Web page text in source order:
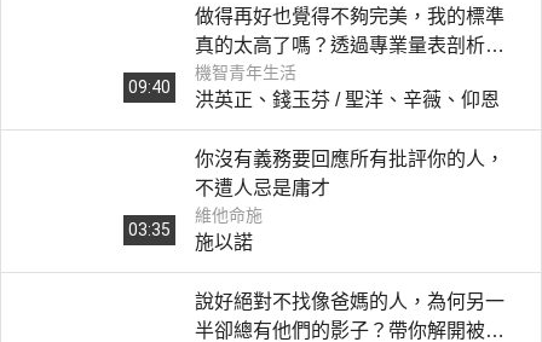
09:40
做得再好也覺得不夠完美，我的標準
真的太高了嗎？透過專業量表剖析你
的「完美主義」！｜《做事要求完美
有問題嗎？》
機智青年生活
洪英正、錢玉芬 / 聖洋、辛薇、仰恩
03:35
你沒有義務要回應所有批評你的人，
不遭人忌是庸才
維他命施
施以諾
說好絕對不找像爸媽的人，為何另一
半卻總有他們的影子？帶你解開被原